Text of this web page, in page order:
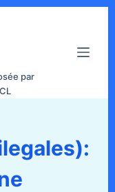
par